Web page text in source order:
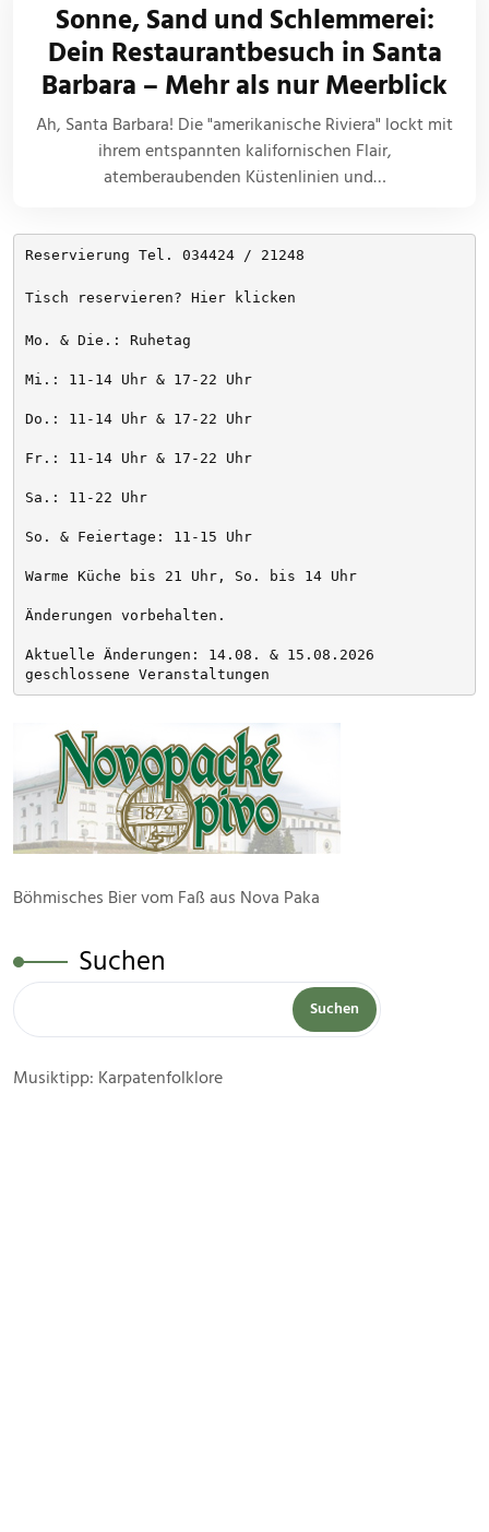
Sonne, Sand und Schlemmerei:
Dein Restaurantbesuch in Santa
Barbara – Mehr als nur Meerblick
Ah, Santa Barbara! Die "amerikanische Riviera" lockt mit
ihrem entspannten kalifornischen Flair,
atemberaubenden Küstenlinien und…
Reservierung Tel. 034424 / 21248
Tisch reservieren? Hier klicken
Mo. & Die.: Ruhetag
Mi.: 11-14 Uhr & 17-22 Uhr
Do.: 11-14 Uhr & 17-22 Uhr
Fr.: 11-14 Uhr & 17-22 Uhr
Sa.: 11-22 Uhr
So. & Feiertage: 11-15 Uhr
Warme Küche bis 21 Uhr, So. bis 14 Uhr
Änderungen vorbehalten.
Aktuelle Änderungen: 14.08. & 15.08.2026
geschlossene Veranstaltungen
Böhmisches Bier vom Faß aus Nova Paka
Suchen
Suchen
Musiktipp: Karpatenfolklore